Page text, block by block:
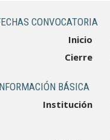
CONVOCATORIA
Inicio
Cierre
BÁSICA
Institución